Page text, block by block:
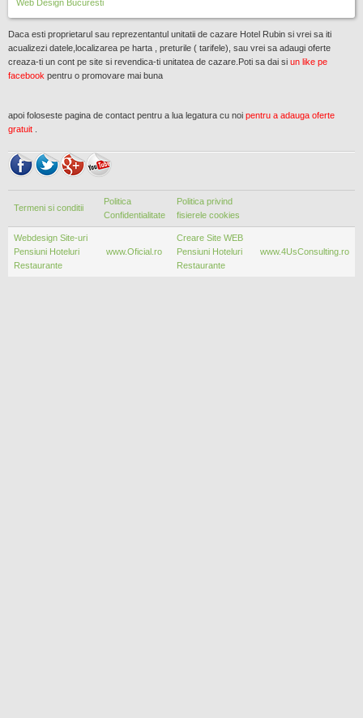
Web Design Bucuresti
Daca esti proprietarul sau reprezentantul unitatii de cazare Hotel Rubin si vrei sa iti
acualizezi datele,localizarea pe harta , preturile ( tarifele), sau vrei sa adaugi oferte
creaza-ti un cont pe site si revendica-ti unitatea de cazare.Poti sa dai si un like pe
facebook pentru o promovare mai buna
apoi foloseste pagina de contact pentru a lua legatura cu noi pentru a adauga oferte
gratuit
Termeni si conditii
Politica
Confidentialitate
Politica privind
fisierele cookies
Webdesign Site-uri
Pensiuni Hoteluri
Restaurante
www.Oficial.ro
Creare Site WEB
Pensiuni Hoteluri
Restaurante
www.4UsConsulting.ro